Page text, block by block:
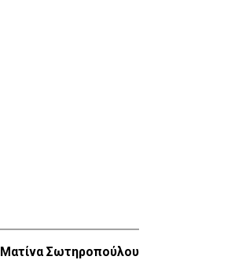
Ματίνα Σωτηροπούλου